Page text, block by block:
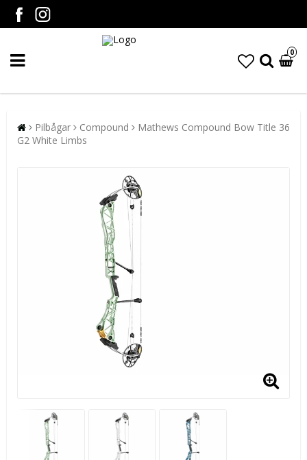
0
Pilbågar Compound
Mathews Compound Bow Title 36
G2 White Limbs